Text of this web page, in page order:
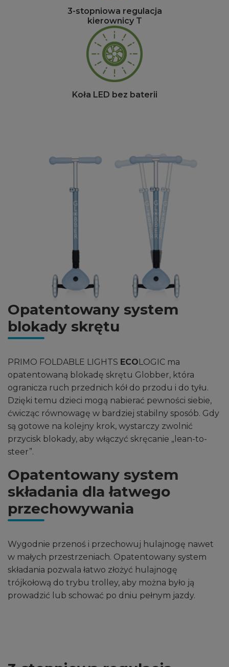
3-stopniowa regulacja
kierownicy T
Koła LED bez baterii
Opatentowany system
blokady skrętu
PRIMO FOLDABLE LIGHTS ECO LOGIC ma
opatentowaną blokadę skrętu Globber, która
ogranicza ruch przednich kół do przodu i do tyłu.
Dzięki temu dzieci mogą nabierać pewności siebie,
ćwicząc równowagę w bardziej stabilny sposób. Gdy
są gotowe na kolejny krok, wystarczy zwolnić
przycisk blokady, aby włączyć skręcanie „lean-to-
steer”.
Opatentowany system
składania dla łatwego
przechowywania
Wygodnie przenoś i przechowuj hulajnogę nawet
w małych przestrzeniach. Opatentowany system
składania pozwala łatwo złożyć hulajnogę
trójkołową do trybu trolley, aby można było ją
prowadzić lub schować po dniu pełnym jazdy.